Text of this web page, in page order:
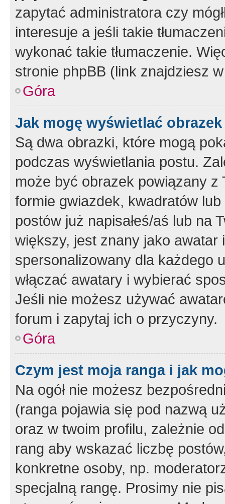
zapytać administratora czy
interesuje a jeśli takie
wykonać takie tłumaczenie.
stronie phpBB (link znajdziesz
Góra
Jak mogę wyświetlać
Są dwa obrazki, które mogą
podczas wyświetlania postu.
może być obrazek powiązany z
formie gwiazdek, kwadratów
postów już napisałeś/aś lub na
większy, jest znany jako
spersonalizowany dla każdego
włączać awatary i wybierać
Jeśli nie możesz używać
forum i zapytaj ich o przyczyny.
Góra
Czym jest moja ranga i jak
Na ogół nie możesz
(ranga pojawia się pod nazwą
oraz w twoim profilu, zależnie
rang aby wskazać liczbę
konkretne osoby, np.
specjalną rangę. Prosimy nie